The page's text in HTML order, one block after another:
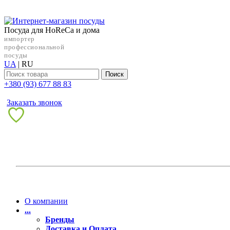
Посуда для HoReCa и дома
импортер
профессиональной
посуды
UA | RU
Поиск
+38‎0 (93) 677 88 83
Заказать звонок
О компании
...
Бренды